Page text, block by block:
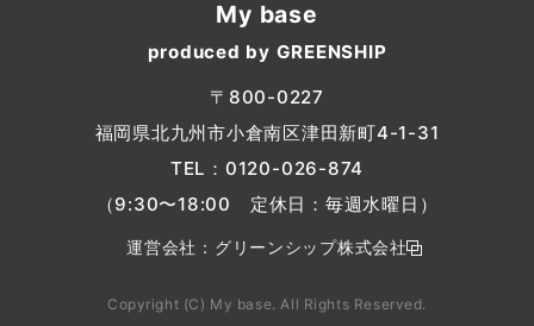
My base
produced by GREENSHIP
〒800-0227
福岡県北九州市小倉南区津田新町4-1-31
TEL： 0120-026-874
（9:30〜18:00 定休日：毎週水曜日）
運営会社： グリーンシップ株式会社
Copyright (C) My base. All Rights Reserved.